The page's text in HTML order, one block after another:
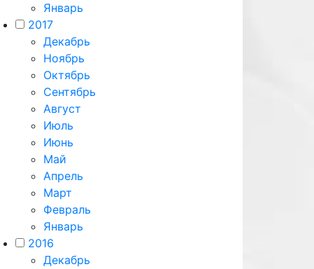
Январь
2017
Декабрь
Ноябрь
Октябрь
Сентябрь
Август
Июль
Июнь
Май
Апрель
Март
Февраль
Январь
2016
Декабрь